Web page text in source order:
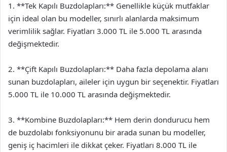
1. **Tek Kapılı Buzdolapları:** Genellikle küçük mutfaklar
için ideal olan bu modeller, sınırlı alanlarda maksimum
verimlilik sağlar. Fiyatları 3.000 TL ile 5.000 TL arasında
değişmektedir.
2. **Çift Kapılı Buzdolapları:** Daha fazla depolama alanı
sunan buzdolapları, aileler için uygun bir seçenektir. Fiyatları
5.000 TL ile 10.000 TL arasında değişmektedir.
3. **Kombine Buzdolapları:** Hem derin dondurucu hem
de buzdolabı fonksiyonunu bir arada sunan bu modeller,
geniş iç hacimleri ile dikkat çeker. Fiyatları 8.000 TL ile